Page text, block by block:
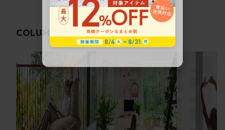
COLUMN 関連コラム